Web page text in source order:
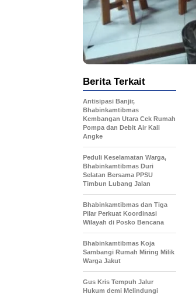
Berita Terkait
Antisipasi Banjir,
Bhabinkamtibmas
Kembangan Utara Cek Rumah
Pompa dan Debit Air Kali
Angke
Peduli Keselamatan Warga,
Bhabinkamtibmas Duri
Selatan Bersama PPSU
Timbun Lubang Jalan
Bhabinkamtibmas dan Tiga
Pilar Perkuat Koordinasi
Wilayah di Posko Bencana
Bhabinkamtibmas Koja
Sambangi Rumah Miring Milik
Warga Jakut
Gus Kris Tempuh Jalur
Hukum demi Melindungi